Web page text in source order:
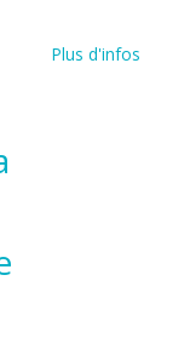
Plus d'infos